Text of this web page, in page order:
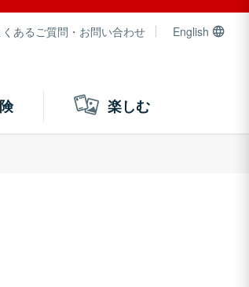
くあるご質問・お問い合わせ English
楽しむ